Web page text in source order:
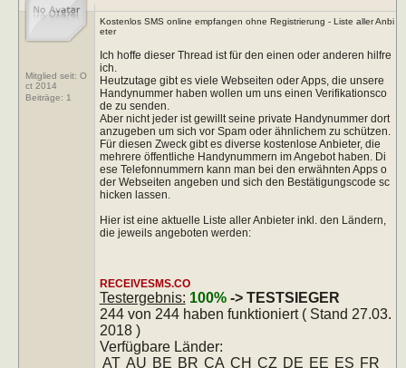
Mitglied seit: O
ct 2014
Beiträge: 1
Kostenlos SMS online empfangen ohne Registrierung - Liste aller Anbi
eter
Ich hoffe dieser Thread ist für den einen oder anderen hilfre
ich.
Heutzutage gibt es viele Webseiten oder Apps, die unsere
Handynummer haben wollen um uns einen Verifikationsco
de zu senden.
Aber nicht jeder ist gewillt seine private Handynummer dort
anzugeben um sich vor Spam oder ähnlichem zu schützen.
Für diesen Zweck gibt es diverse kostenlose Anbieter, die
mehrere öffentliche Handynummern im Angebot haben. Di
ese Telefonnummern kann man bei den erwähnten Apps o
der Webseiten angeben und sich den Bestätigungscode sc
hicken lassen.
Hier ist eine aktuelle Liste aller Anbieter inkl. den Ländern,
die jeweils angeboten werden:
RECEIVESMS.CO
Testergebnis: 100%-> TESTSIEGER
244 von 244 haben funktioniert ( Stand 27.03.
2018 )
Verfügbare Länder:
AT AU BE BR CA CH CZ DE EE ES FR